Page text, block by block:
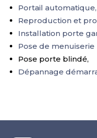
Portail automatique,
Reproduction et
Installation porte
Pose de menuiserie
Pose porte blindé,
Dépannage